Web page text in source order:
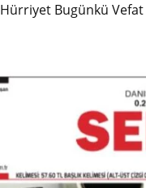
Hürriyet Bugünkü